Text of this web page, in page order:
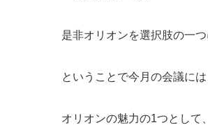
是非オリオンを選択肢の一
ということで今月の会議に
オリオンの魅力の1つとして、